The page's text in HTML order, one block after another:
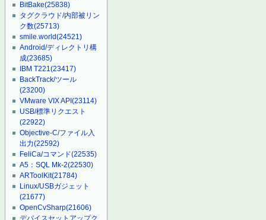
BitBake(25838)
タグクラウド/内部被リン
ク数(25713)
smile.world(24521)
Android/ディレクトリ構
成(23685)
IBM T221(23417)
BackTrack/ツール
(23200)
VMware VIX API(23114)
USB/標準リクエスト
(22922)
Objective-C/ファイル入
出力(22592)
FeliCa/コマンド(22535)
A5：SQL Mk-2(22530)
ARToolKit(21784)
Linux/USBガジェット
(21677)
OpenCvSharp(21606)
デバイスセットアップク